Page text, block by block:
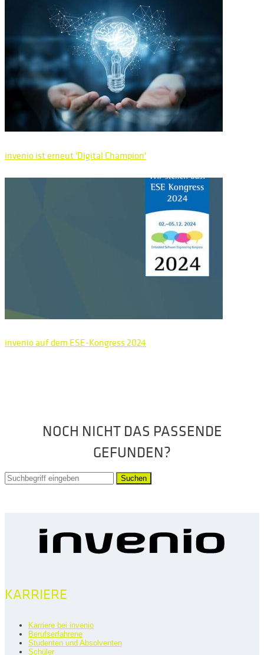
invenio ist erneut 'Digital Champion'
invenio auf dem ESE-Kongress 2024
NOCH NICHT DAS PASSENDE
GEFUNDEN?
Suchen
KARRIERE
Karriere bei invenio
Berufserfahrene
Studenten und Absolventen
Schüler